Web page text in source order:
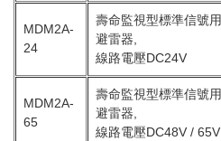
MDM2A-
24
壽命監視型標準信號用
避雷器,
線路電壓DC24V
MDM2A-
65
壽命監視型標準信號用
避雷器,
線路電壓DC48V / 65V